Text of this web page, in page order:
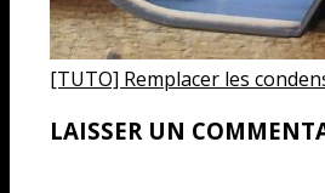
[TUTO] Remplacer les
LAISSER UN